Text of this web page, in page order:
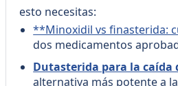
esto necesitas:
**Minoxidil vs finasterida:
dos medicamentos
Dutasterida para la caída
alternativa más potente a